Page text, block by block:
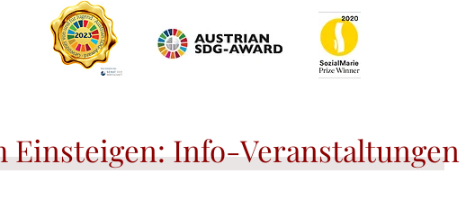
Einsteigen: Info-Veranstaltungen